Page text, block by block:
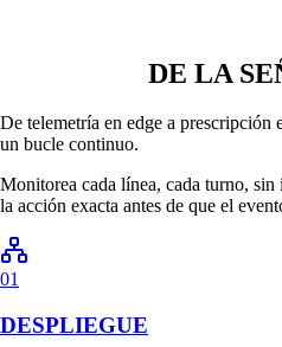
De telemetría en edge a prescripción
un bucle continuo.
Monitorea cada línea, cada turno, sin